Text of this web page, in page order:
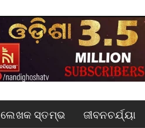
ଲେଖକ ସ୍ତମ୍ଭ ଜୀବନଚର୍ଯ୍ୟା